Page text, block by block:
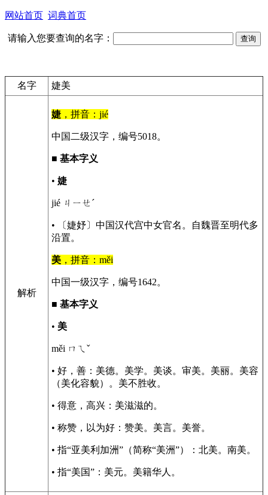
网站首页 词典首页
请输入您要查询的名字：
名字 婕美
解析
婕 ，拼音：jié
中国二级汉字，编号5018。
■ 基本字义
• 婕
jié ㄐㄧㄝˊ
• 〔婕妤〕中国汉代宫中女官名。自魏晋至明代多
沿置。
美 ，拼音：měi
中国一级汉字，编号1642。
■ 基本字义
• 美
měi ㄇㄟˇ
• 好，善：美德。美学。美谈。审美。美丽。美容
（美化容貌）。美不胜收。
• 得意，高兴：美滋滋的。
• 称赞，以为好：赞美。美言。美誉。
• 指“亚美利加洲”（简称“美洲”）：北美。南美。
• 指“美国”：美元。美籍华人。